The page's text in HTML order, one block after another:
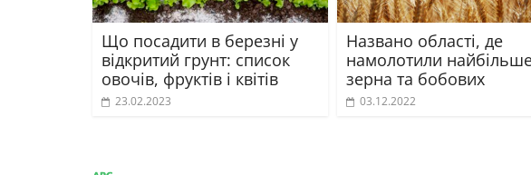
Що посадити в березні у
відкритий грунт: список
овочів, фруктів і квітів
23.02.2023
Названо області, де
намолотили
зерна та бобових
03.12.2022